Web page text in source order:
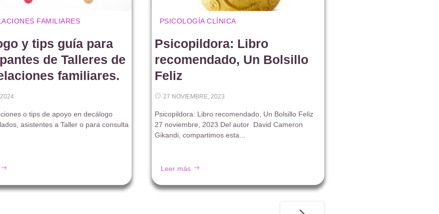
FAMILIARES
y tips guía para
de Talleres de
familiares.
o tips de apoyo en decálogo
asistentes a Taller o para consulta
PSICOLOGÍA CLÍNICA
Psicopildora: Libro
recomendado, Un Bolsillo
Feliz
27 NOVIEMBRE, 2023
Psicopildora: Libro recomendado, Un Bolsillo Feliz
27 noviembre, 2023 Del autor David Cameron
Gikandi, compartimos esta...
Leer más